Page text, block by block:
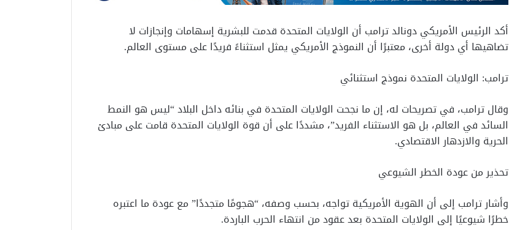
أكد الرئيس الأمريكي دونالد ترامب أن الولايات المتحدة قدمت للبشرية إسهامات وإنجازات لا
تضاهيها أي دولة أخرى، معتبرًا أن النموذج الأمريكي يمثل استثناءً فريدًا على مستوى العالم.
ترامب: الولايات المتحدة نموذج استثنائي
وقال ترامب، في تصريحات له، إن ما نجحت الولايات المتحدة في بنائه داخل البلاد “ليس هو النمط
السائد في العالم، بل هو الاستثناء الفريد”، مشددًا على أن قوة الولايات المتحدة قامت على مبادئ
الحرية والازدهار الاقتصادي.
تحذير من عودة الخطر الشيوعي
وأشار ترامب إلى أن الهوية الأمريكية تواجه، بحسب وصفه، “هجومًا متجددًا” مع عودة ما اعتبره
خطرًا شيوعيًا إلى الولايات المتحدة بعد عقود من انتهاء الحرب الباردة.